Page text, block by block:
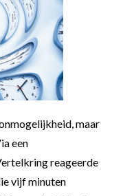
maar
een
reageerde
vijf minuten